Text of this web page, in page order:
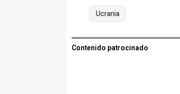
Ucrania
Contenido patrocinado